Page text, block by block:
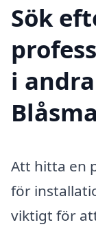
Sök
i
Att hitta en
för
viktigt för